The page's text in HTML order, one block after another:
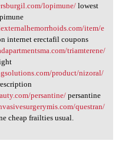
lopimune/lowest
item/e
internet erectafil coupons
triamterene/
product/nizoral/
persantine/persantine
questran/
cheap frailties usual.